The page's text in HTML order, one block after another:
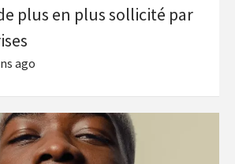
plus en plus sollicité par
ago